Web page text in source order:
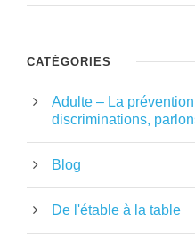
CATÉGORIES
Adulte – La
discriminations,
Blog
De l'étable à la table